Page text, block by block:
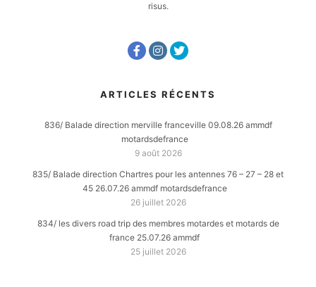
risus.
ARTICLES RÉCENTS
836/ Balade direction merville franceville 09.08.26 ammdf
motardsdefrance
9 août 2026
835/ Balade direction Chartres pour les antennes 76 – 27 – 28 et
45 26.07.26 ammdf motardsdefrance
26 juillet 2026
834/ les divers road trip des membres motardes et motards de
france 25.07.26 ammdf
25 juillet 2026